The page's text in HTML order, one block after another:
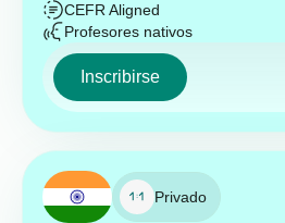
CEFR Aligned
Profesores nativos
Inscribirse
Privado